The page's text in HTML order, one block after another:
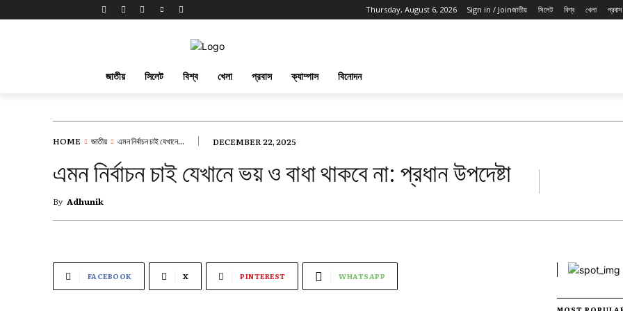
Thursday, August 6, 2026 Sign in / Joinজাতীয় সিলেট বিশ্ব খেলা প্রবাস
জাতীয় সিলেট বিশ্ব খেলা প্রবাস ক্যাম্পাস বিনোদন
HOME জাতীয় এমন নির্বাচন চাই যেখানে... DECEMBER 22, 2025
এমন নির্বাচন চাই যেখানে ভয় ও বাধা থাকবে না: প্রধান উপদেষ্টা
By Adhunik
FACEBOOK X PINTEREST WHATSAPP